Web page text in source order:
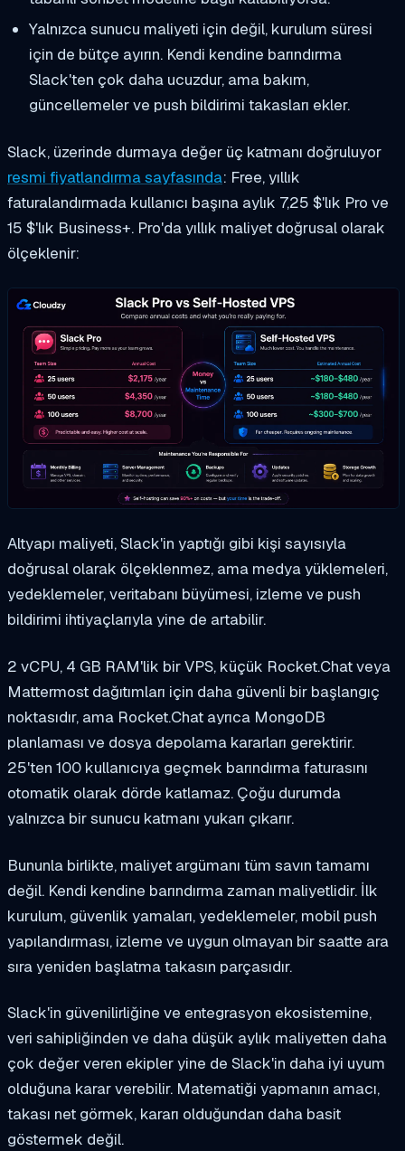
Yalnızca sunucu maliyeti için değil, kurulum süresi
için de bütçe ayırın. Kendi kendine barındırma
Slack'ten çok daha ucuzdur, ama bakım,
güncellemeler ve push bildirimi takasları ekler.
Slack, üzerinde durmaya değer üç katmanı doğruluyor
resmi fiyatlandırma sayfasında: Free, yıllık
faturalandırmada kullanıcı başına aylık 7,25 $'lık Pro ve
15 $'lık Business+. Pro'da yıllık maliyet doğrusal olarak
ölçeklenir:
Altyapı maliyeti, Slack'in yaptığı gibi kişi sayısıyla
doğrusal olarak ölçeklenmez, ama medya yüklemeleri,
yedeklemeler, veritabanı büyümesi, izleme ve push
bildirimi ihtiyaçlarıyla yine de artabilir.
2 vCPU, 4 GB RAM'lik bir VPS, küçük Rocket.Chat veya
Mattermost dağıtımları için daha güvenli bir başlangıç
noktasıdır, ama Rocket.Chat ayrıca MongoDB
planlaması ve dosya depolama kararları gerektirir.
25'ten 100 kullanıcıya geçmek barındırma faturasını
otomatik olarak dörde katlamaz. Çoğu durumda
yalnızca bir sunucu katmanı yukarı çıkarır.
Bununla birlikte, maliyet argümanı tüm savın tamamı
değil. Kendi kendine barındırma zaman maliyetlidir. İlk
kurulum, güvenlik yamaları, yedeklemeler, mobil push
yapılandırması, izleme ve uygun olmayan bir saatte ara
sıra yeniden başlatma takasın parçasıdır.
Slack'in güvenilirliğine ve entegrasyon ekosistemine,
veri sahipliğinden ve daha düşük aylık maliyetten daha
çok değer veren ekipler yine de Slack'in daha iyi uyum
olduğuna karar verebilir. Matematiği yapmanın amacı,
takası net görmek, kararı olduğundan daha basit
göstermek değil.